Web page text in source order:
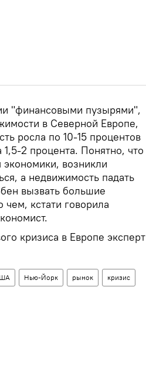
"финансовыми пузырями",
в Северной Европе,
росла по 10-15 процентов
2 процента. Понятно, что
экономики, возникли
а недвижимость падать
вызвать большие
чем, кстати говорила
кризиса в Европе эксперт
Нью-Йорк рынок кризис